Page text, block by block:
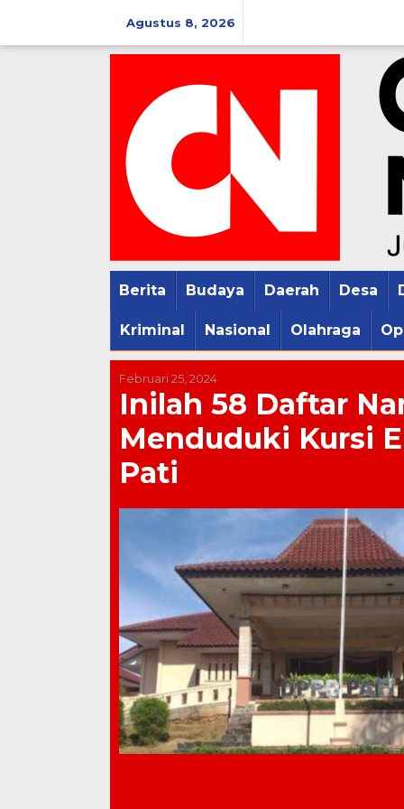
konten
Agustus 8, 2026
Berita Budaya Daerah Desa
Kriminal Nasional Olahraga
Februari 25, 2024
Inilah 58 Daftar
Menduduki Kursi
Pati